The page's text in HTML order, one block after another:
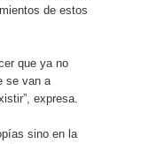
de estos
que ya no
se van a
expresa.
sino en la